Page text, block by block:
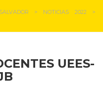
> NOTICIAS 2022>
UEES-